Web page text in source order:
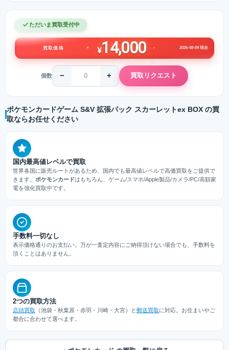
ただいま買取受付中
買取価格 ¥14,000 2026-08-09 現在
個数 − + 買取リクエスト
ポケモンカードゲーム S&V 拡張パック スカーレットex BOX の買
取ならお任せください
国内最高値レベルで買取
世界各国に販売ルートがあるため、国内でも最高値レベルで高価買取をご提供で
きます。 ポケモンカードはもちろん、ゲーム/スマホ/Apple製品/カメラ/PC/高額家
電を強化買取中です。
手数料一切なし
表示価格通りのお支払い。万が一査定内容にご納得頂けない場合でも、手数料を
頂くことはありません。
2つの買取方法
店頭買取 （池袋・秋葉原・赤羽・川崎・大宮）と郵送買取に対応。お住まいやご
都合に合わせて選べます。